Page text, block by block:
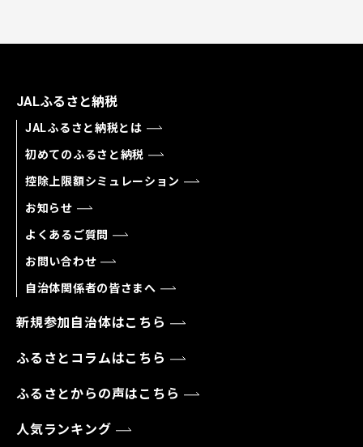
JALふるさと納税
JALふるさと納税とは
初めてのふるさと納税
控除上限額シミュレーション
お知らせ
よくあるご質問
お問い合わせ
自治体関係者の皆さまへ
新規参加自治体はこちら
ふるさとコラムはこちら
ふるさとからの声はこちら
人気ランキング